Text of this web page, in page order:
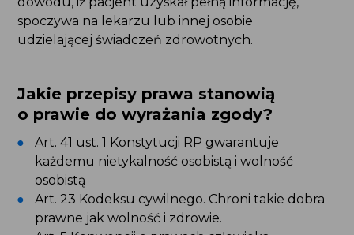
pełną informację, spoczywa na lekarzu lub innej
osobie udzielającej świadczeń zdrowotnych.
Jakie przepisy prawa stanowią
o prawie do wyrażania zgody?
każdemu nietykalność osobistą i wolność
osobistą
Art. 23 Kodeksu cywilnego. Chroni takie dobra
prawne jak wolność i zdrowie.
Art. 5 Konwencji o prawach człowieka